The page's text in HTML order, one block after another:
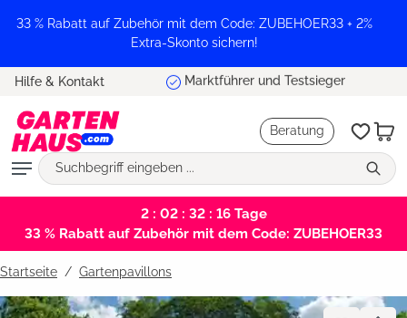
springen
33 % Rabatt auf Zubehör mit dem Code: ZUBEHOER33 + 2%
Extra-Skonto sichern!
Hilfe & Kontakt Marktführer und Testsieger
Beratung
2 : 02 : 32 : 16Tage
33 % Rabatt auf Zubehör mit dem Code: ZUBEHOER33
Startseite Gartenpavillons
Bildergalerie überspringen